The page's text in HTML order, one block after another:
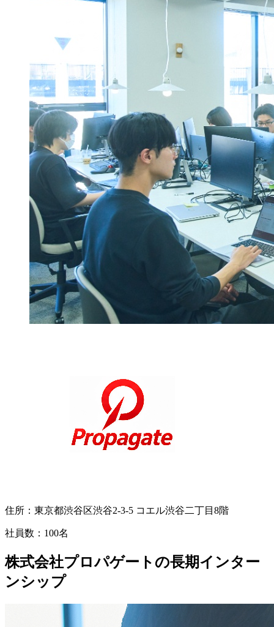
住所： 東京都渋谷区渋谷2-3-5 コエル渋谷二丁目8階
社員数： 100名
株式会社プロパゲートの長期インター
ンシップ